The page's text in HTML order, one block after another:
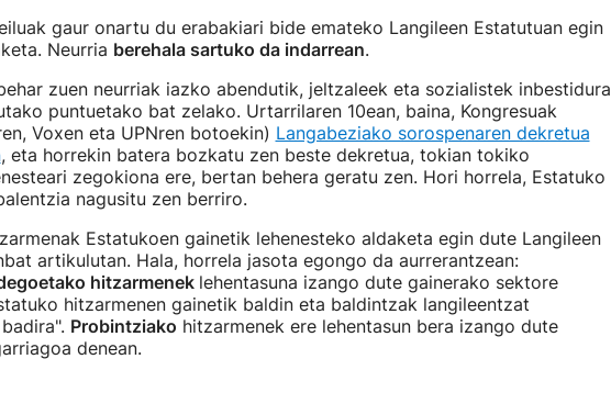
gaur onartu du erabakiari bide emateko Langileen Estatutuan egin
Neurria berehala sartuko da indarrean.
zuen neurriak iazko abendutik, jeltzaleek eta sozialistek inbestidura
puntuetako bat zelako. Urtarrilaren 10ean, baina, Kongresuak
Voxen eta UPNren botoekin) Langabeziako sorospenaren dekretua
, eta horrekin batera bozkatu zen beste dekretua, tokian tokiko
zegokiona ere, bertan behera geratu zen. Hori horrela, Estatuko
nagusitu zen berriro.
Estatukoen gainetik lehenesteko aldaketa egin dute Langileen
artikulutan. Hala, horrela jasota egongo da aurrerantzean:
hitzarmenek lehentasuna izango dute gainerako sektore
hitzarmenen gainetik baldin eta baldintzak langileentzat
Probintziako hitzarmenek ere lehentasun bera izango dute
denean.